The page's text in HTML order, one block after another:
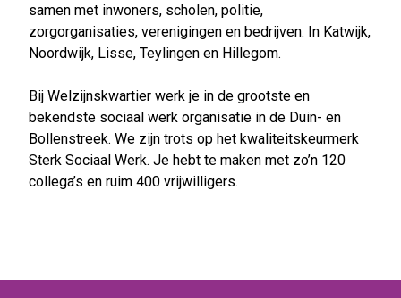
samen met inwoners, scholen, politie,
zorgorganisaties, verenigingen en bedrijven. In Katwijk,
Noordwijk, Lisse, Teylingen en Hillegom.
Bij Welzijnskwartier werk je in de grootste en
bekendste sociaal werk organisatie in de Duin- en
Bollenstreek. We zijn trots op het kwaliteitskeurmerk
Sterk Sociaal Werk. Je hebt te maken met zo’n 120
collega’s en ruim 400 vrijwilligers.